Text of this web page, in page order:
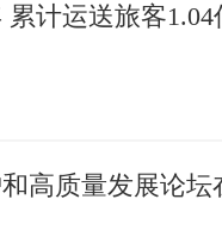
计运送旅客1.04
高质量发展论坛